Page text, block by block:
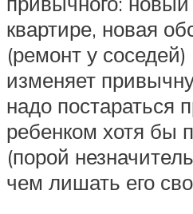
квартире, новая
(ремонт у
изменяет
надо постараться
ребенком хотя бы
(порой
чем лишать его